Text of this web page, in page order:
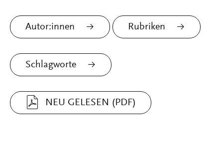
Autor:innen Rubriken
Schlagworte
NEU GELESEN (PDF)